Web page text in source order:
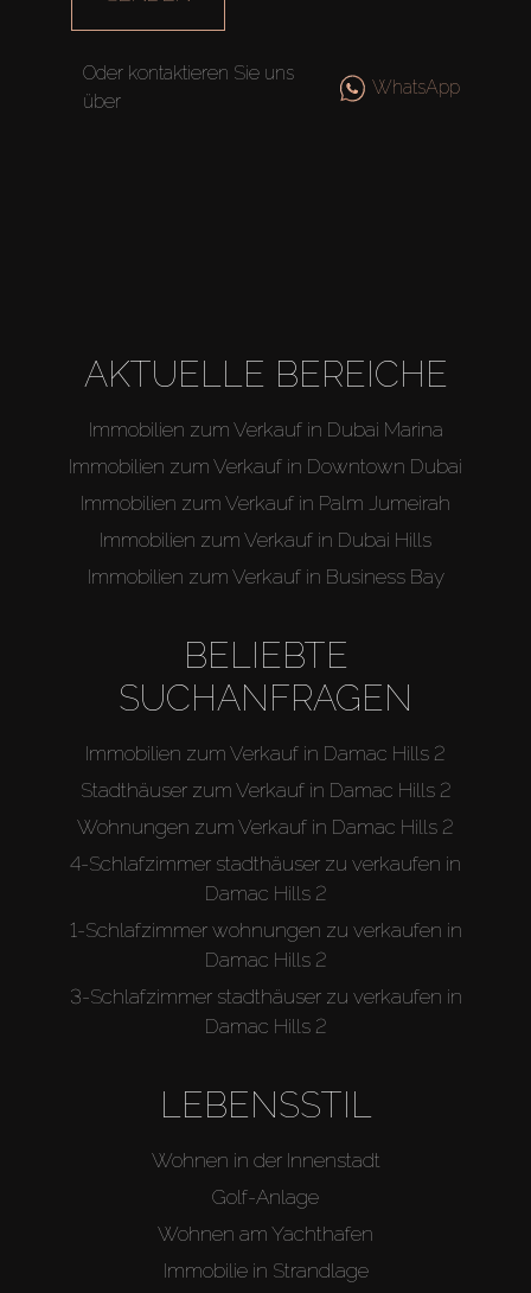
Off-PlanOder kontaktieren Sie uns
über
WhatsApp
AKTUELLE BEREICHE
Immobilien zum Verkauf in Dubai Marina
Immobilien zum Verkauf in Downtown Dubai
Immobilien zum Verkauf in Palm Jumeirah
Immobilien zum Verkauf in Dubai Hills
Immobilien zum Verkauf in Business Bay
BELIEBTE
SUCHANFRAGEN
Immobilien zum Verkauf in Damac Hills 2
Stadthäuser zum Verkauf in Damac Hills 2
Wohnungen zum Verkauf in Damac Hills 2
4-Schlafzimmer stadthäuser zu verkaufen in
Damac Hills 2
1-Schlafzimmer wohnungen zu verkaufen in
Damac Hills 2
3-Schlafzimmer stadthäuser zu verkaufen in
Damac Hills 2
LEBENSSTIL
Wohnen in der Innenstadt
Golf-Anlage
Wohnen am Yachthafen
Immobilie in Strandlage